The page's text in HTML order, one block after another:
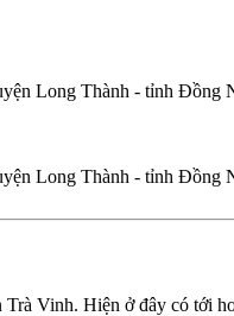
Long Thành - tỉnh
Long Thành - tỉnh
Vinh. Hiện ở đây có tới